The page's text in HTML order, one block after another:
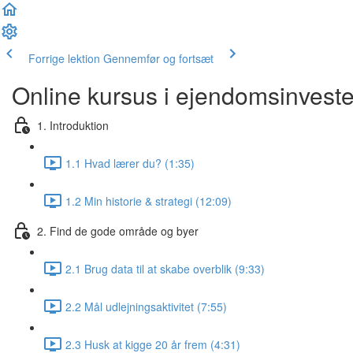
Forrige lektion Gennemfør og fortsæt
Online kursus i
1. Introduktion
1.1 Hvad lærer du? (1:35)
1.2 Min historie & strategi (12:09)
2. Find de gode område og byer
2.1 Brug data til at skabe overblik (9:33)
2.2 Mål udlejningsaktivitet (7:55)
2.3 Husk at kigge 20 år frem (4:31)